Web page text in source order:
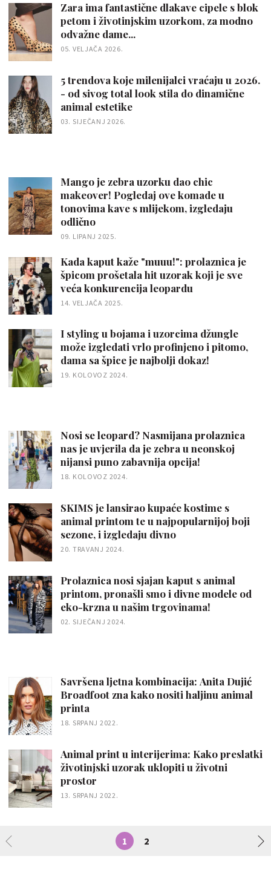
Zara ima fantastične dlakave cipele s blok
petom i životinjskim uzorkom, za modno
odvažne dame...
05. VELJAČA 2026.
5 trendova koje milenijalci vraćaju u 2026.
- od sivog total look stila do dinamične
animal estetike
03. SIJEČANJ 2026.
Mango je zebra uzorku dao chic
makeover! Pogledaj ove komade u
tonovima kave s mlijekom, izgledaju
odlično
09. LIPANJ 2025.
Kada kaput kaže "muuu!": prolaznica je
špicom prošetala hit uzorak koji je sve
veća konkurencija leopardu
14. VELJAČA 2025.
I styling u bojama i uzorcima džungle
može izgledati vrlo profinjeno i pitomo,
dama sa špice je najbolji dokaz!
19. KOLOVOZ 2024.
Nosi se leopard? Nasmijana prolaznica
nas je uvjerila da je zebra u neonskoj
nijansi puno zabavnija opcija!
18. KOLOVOZ 2024.
SKIMS je lansirao kupaće kostime s
animal printom te u najpopularnijoj boji
sezone, i izgledaju divno
20. TRAVANJ 2024.
Prolaznica nosi sjajan kaput s animal
printom, pronašli smo i divne modele od
eko-krzna u našim trgovinama!
02. SIJEČANJ 2024.
Savršena ljetna kombinacija: Anita Dujić
Broadfoot zna kako nositi haljinu animal
printa
18. SRPANJ 2022.
Animal print u interijerima: Kako preslatki
životinjski uzorak uklopiti u životni
prostor
13. SRPANJ 2022.
1 2